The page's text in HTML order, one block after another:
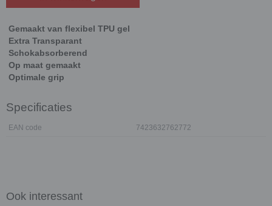
Gemaakt van flexibel TPU gel
Extra Transparant
Schokabsorberend
Op maat gemaakt
Optimale grip
Specificaties
EAN code 7423632762772
Ook interessant